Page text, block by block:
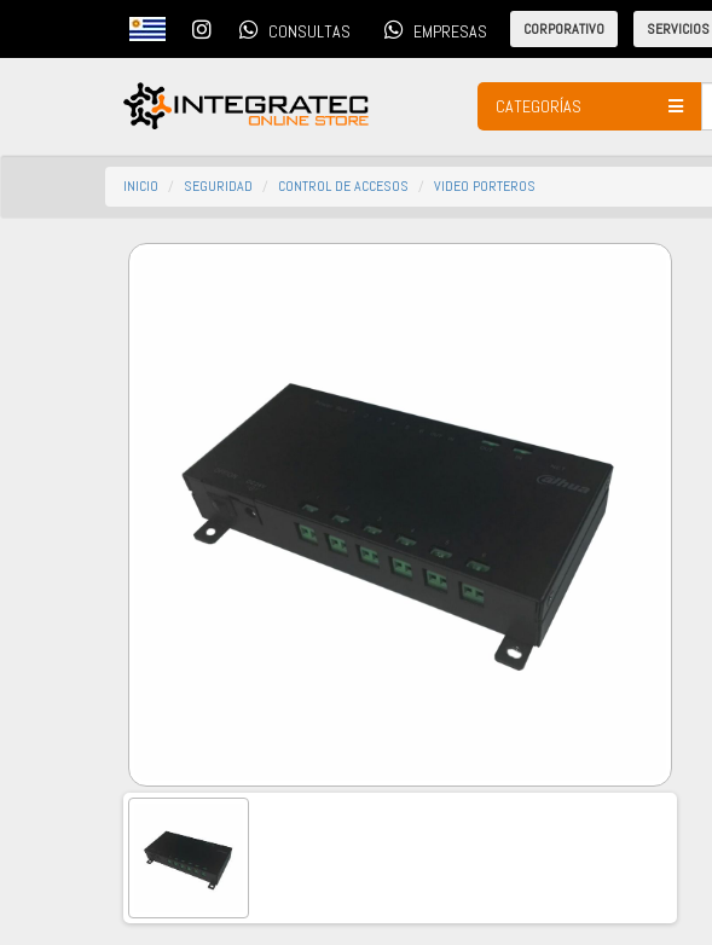
CONSULTAS EMPRESAS CORPORATIVO SERVICIOS
CATEGORÍAS
INICIO SEGURIDAD CONTROL DE ACCESOS VIDEO PORTEROS